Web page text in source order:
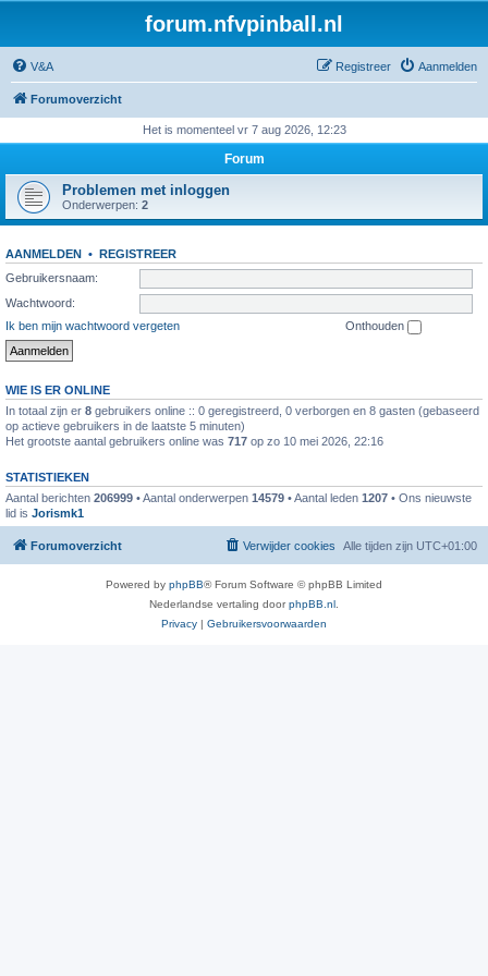
forum.nfvpinball.nl
V&A Aanmelden
Registreer
Forumoverzicht
Het is momenteel vr 7 aug 2026, 12:23
Forum
Problemen met inloggen
Onderwerpen: 2
AANMELDEN • REGISTREER
Gebruikersnaam:
Wachtwoord:
Ik ben mijn wachtwoord vergeten
Onthouden
WIE IS ER ONLINE
In totaal zijn er 8 gebruikers online :: 0 geregistreerd, 0 verborgen en 8 gasten (gebaseerd
op actieve gebruikers in de laatste 5 minuten)
Het grootste aantal gebruikers online was 717 op zo 10 mei 2026, 22:16
STATISTIEKEN
Aantal berichten 206999 • Aantal onderwerpen 14579 • Aantal leden 1207 • Ons nieuwste
lid is Jorismk1
Forumoverzicht Alle tijden zijn UTC+01:00
Verwijder cookies
Powered by phpBB® Forum Software © phpBB Limited
Nederlandse vertaling doorphpBB.nl
Privacy | Gebruikersvoorwaarden